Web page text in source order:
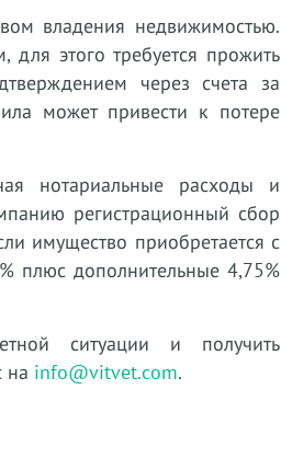
владения недвижимостью.
этого требуется прожить
через счета за
может привести к потере
нотариальные расходы и
регистрационный сбор
имущество приобретается с
плюс дополнительные 4,75%
ситуации и получить
на info@vitvet.com.